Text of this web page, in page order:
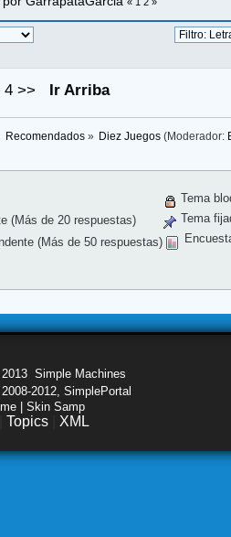
4 >> Ir Arriba
Recomendados» Diez Juegos (Moderador:
(Más de 20 respuestas)
(Más de 50 respuestas)
Tema
Tema
Simple Machines
2012, SimplePortal
| Skin Samp
Topics XML